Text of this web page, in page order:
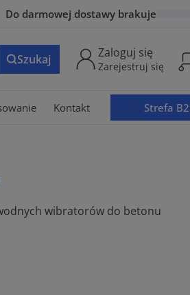
Do darmowej dostawy brakuje
Szukaj Zaloguj się
Zarejestruj się
Kontakt Strefa
wibratorów do betonu